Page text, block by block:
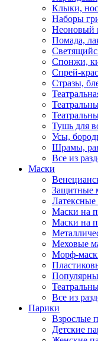
Клыки,
Наборы
Неоновый
Помада,
Спонжи,
Спрей-
Стразы,
Тушь для
Усы,
Шрамы,
Все из
Маски
Защитные
Латексные
Маски на
Маски на
Меховые
Морф-
Все из
Парики
Взрослые
Детские